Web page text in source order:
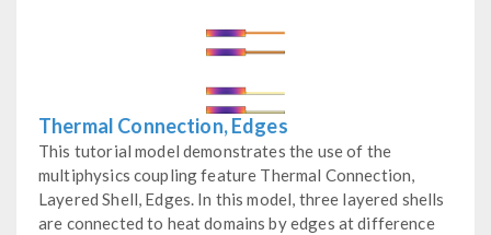
Thermal Connection, Edges
This tutorial model demonstrates the use of the
multiphysics coupling feature Thermal Connection,
Layered Shell, Edges. In this model, three layered shells
are connected to heat domains by edges at difference